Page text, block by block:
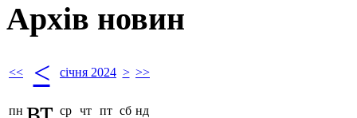
Архів новин
<< < січня 2024 > >>
пн вт ср чт пт сб нд